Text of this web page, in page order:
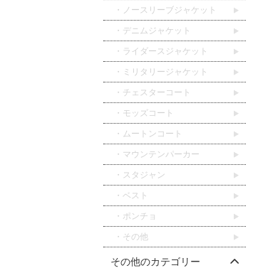
・ノースリーブジャケット
・デニムジャケット
・ライダースジャケット
・ミリタリージャケット
・チェスターコート
・モッズコート
・ムートンコート
・マウンテンパーカー
・スタジャン
・ベスト
・ポンチョ
・その他
その他のカテゴリー